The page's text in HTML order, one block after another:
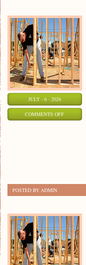
JULY - 6 - 2026
COMMENTS OFFON
POSTED BY ADMIN